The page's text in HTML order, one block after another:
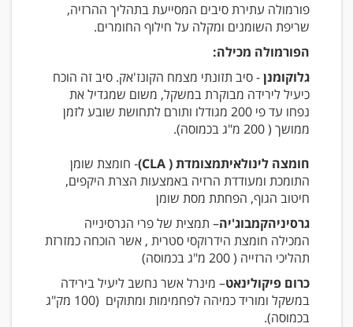
פורמולה עתירת סיבים המסייעת בתהליך ההרזיה,
שריפת השומנים ומקלה על חילוף החומרים.
הפורמולה מכילה:
גלוקומנן- סיב תזונתי מצמח הקונז'אק. סיב זה הוכח
כיעיל לירידה מבוקרת במשקל, משום שמגדיל את
נפחו עד פי 200 מגודלו ותורם לתחושת שובע לזמן
ממושך ( 200 מ"ג בכמוסה).
חומצה לינולאיתמצומדת ( CLA)
- חומצת שומן
התומכת ומעודדת הרזיה באמצעות הצרת היקפים,
חיטוב הגוף, הפחתת מסת שומן
גרסיניהקמבוג'יה– תמצית של פרי הגרסינייה
המכילה חומצת הידרוקסי סטרית , אשר הוכחה כמזרזת
תהליכי הרזייה ( 200 מ"ג בכמוסה)
כרום פיקולינאט– מינרל אשר נחשב ליעיל בירידה
במשקל ומוריד כמיהה לפחמימות ומתוקים (100 מק"ג
בכמוסה).